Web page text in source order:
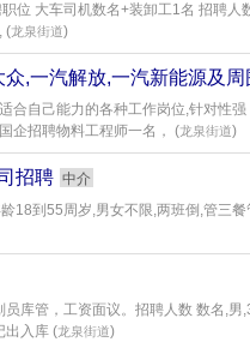
位 大车司机数名+装卸工1名 招聘
(龙泉街道)
,一汽解放,一汽新能源及
合自己能力的各种工作岗位,针对性
企招聘物料工程师一名， (龙泉街道)
招聘 中介
18到55周岁,男女不限,两班倒,管三
库管，工资面议。招聘人数 数名,
出入库 (龙泉街道)